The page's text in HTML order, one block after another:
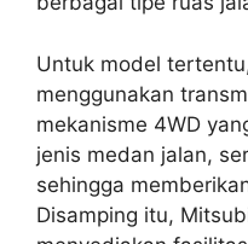
Untuk model
menggunakan
mekanisme 4WD
jenis medan jalan,
sehingga
Disamping itu,